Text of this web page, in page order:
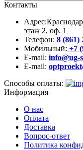
Контакты
Адрес:
этаж 2, оф. 1
Телефон: 8 (861)
Мобильный: +7
E-mail: info@ug-
E-mail:
Способы оплаты:
Информация
О нас
Оплата
Доставка
Вопрос-ответ
Политика